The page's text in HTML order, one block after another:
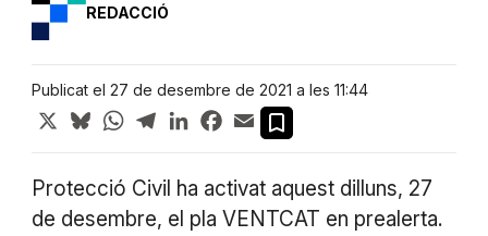
REDACCIÓ
Publicat el 27 de desembre de 2021 a les 11:44
X BlueskyWhatsApp
TelegramLinkedInFacebook
Email
Protecció Civil ha activat aquest dilluns, 27
de desembre, el pla VENTCAT en prealerta.